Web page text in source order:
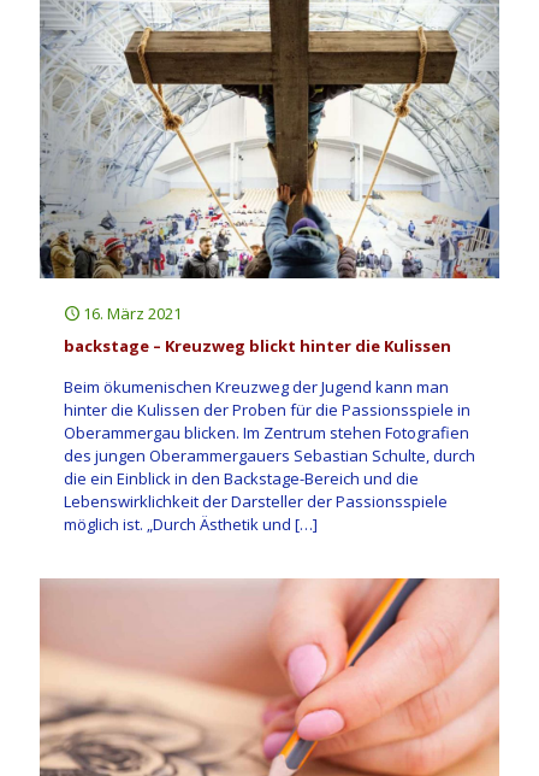
16. März 2021
backstage – Kreuzweg blickt hinter die Kulissen
Beim ökumenischen Kreuzweg der Jugend kann man
hinter die Kulissen der Proben für die Passionsspiele in
Oberammergau blicken. Im Zentrum stehen Fotografien
des jungen Oberammergauers Sebastian Schulte, durch
die ein Einblick in den Backstage-Bereich und die
Lebenswirklichkeit der Darsteller der Passionsspiele
möglich ist. „Durch Ästhetik und […]